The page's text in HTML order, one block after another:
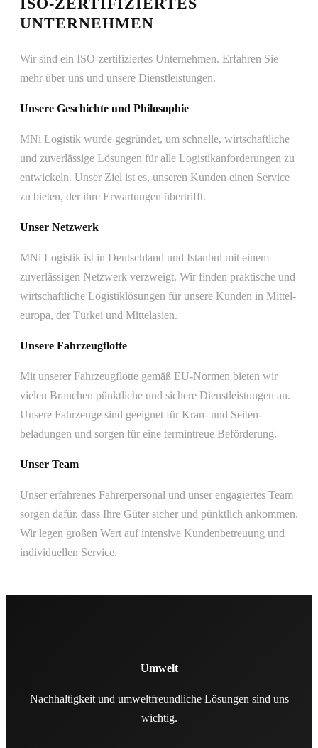
UNTERNEHMEN
Wir sind ein ISO-zertifiziertes Unternehmen. Erfahren Sie
mehr über uns und unsere Dienst­leistungen.
Unsere Geschichte und Philosophie
MNi Logistik wurde gegründet, um schnelle, wirtschaftliche
und zuverlässige Lösungen für alle Logistik­anforderungen zu
entwickeln. Unser Ziel ist es, unseren Kunden einen Service
zu bieten, der ihre Erwartungen übertrifft.
Unser Netzwerk
MNi Logistik ist in Deutschland und Istanbul mit einem
zuverlässigen Netzwerk verzweigt. Wir finden praktische und
wirtschaftliche Logistik­lösungen für unsere Kunden in Mittel­
europa, der Türkei und Mittel­asien.
Unsere Fahrzeugflotte
Mit unserer Fahrzeug­flotte gemäß EU-Normen bieten wir
vielen Branchen pünktliche und sichere Dienst­leistungen an.
Unsere Fahrzeuge sind geeignet für Kran- und Seiten­
beladungen und sorgen für eine termintreue Beförderung.
Unser Team
Unser erfahrenes Fahrer­personal und unser engagiertes Team
sorgen dafür, dass Ihre Güter sicher und pünktlich ankommen.
Wir legen großen Wert auf intensive Kunden­betreuung und
individuellen Service.
Umwelt
Nachhaltigkeit und umwelt­freundliche Lösungen sind uns
wichtig.